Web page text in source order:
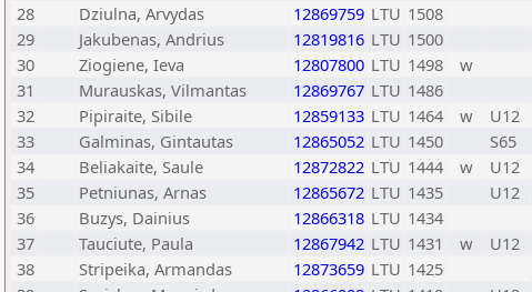
28
Dziulna, Arvydas 12869759 LTU 1508
29
Jakubenas, Andrius 12819816 LTU 1500
30
Ziogiene, Ieva 12807800 LTU 1498 w
31
Murauskas, Vilmantas 12869767 LTU 1486
32
Pipiraite, Sibile 12859133 LTU 1464 w U12
33
Galminas, Gintautas 12865052 LTU 1450 S65
34
Beliakaite, Saule 12872822 LTU 1444 w U12
35
Petniunas, Arnas 12865672 LTU 1435 U12
36
Buzys, Dainius 12866318 LTU 1434
37
Tauciute, Paula 12867942 LTU 1431 w U12
38
Stripeika, Armandas 12873659 LTU 1425